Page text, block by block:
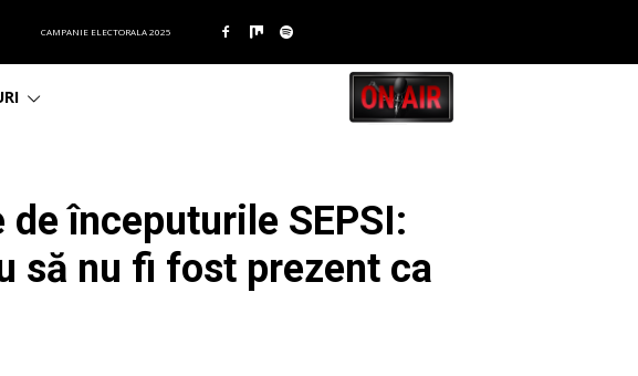
CAMPANIE ELECTORALA 2025
începuturile SEPSI:
să nu fi fost prezent ca